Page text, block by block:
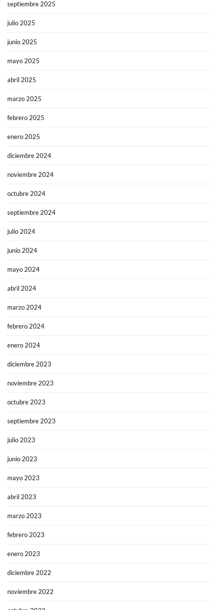
septiembre 2025
julio 2025
junio 2025
mayo 2025
abril 2025
marzo 2025
febrero 2025
enero 2025
diciembre 2024
noviembre 2024
octubre 2024
septiembre 2024
julio 2024
junio 2024
mayo 2024
abril 2024
marzo 2024
febrero 2024
enero 2024
diciembre 2023
noviembre 2023
octubre 2023
septiembre 2023
julio 2023
junio 2023
mayo 2023
abril 2023
marzo 2023
febrero 2023
enero 2023
diciembre 2022
noviembre 2022